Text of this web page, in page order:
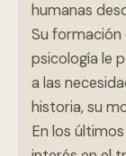
humanas
Su formación
psicología le
a las
historia, su
En los